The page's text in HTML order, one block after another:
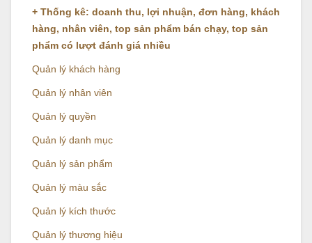
+ Thống kê: doanh thu, lợi nhuận, đơn hàng, khách
hàng, nhân viên, top sản phẩm bán chạy, top sản
phẩm có lượt đánh giá nhiều
Quản lý khách hàng
Quản lý nhân viên
Quản lý quyền
Quản lý danh mục
Quản lý sản phẩm
Quản lý màu sắc
Quản lý kích thước
Quản lý thương hiệu